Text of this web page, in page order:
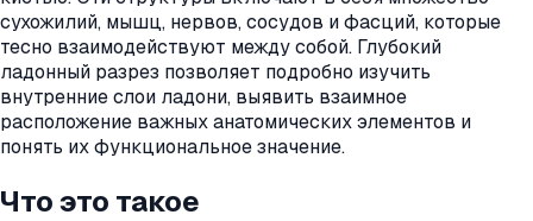
сухожилий, мышц, нервов, сосудов и фасций, которые
тесно взаимодействуют между собой. Глубокий
ладонный разрез позволяет подробно изучить
внутренние слои ладони, выявить взаимное
расположение важных анатомических элементов и
понять их функциональное значение.
Что это такое